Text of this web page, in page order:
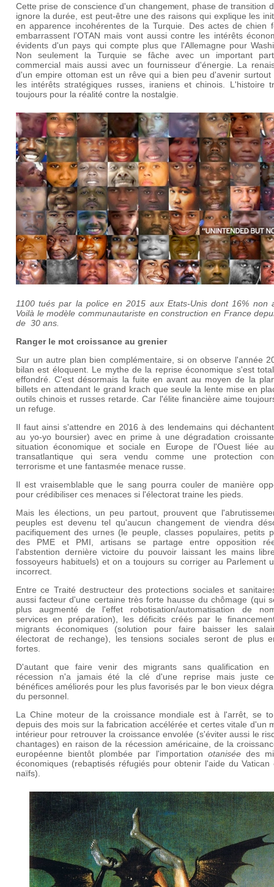
Cette prise de conscience d'un changement, phase de transition
ignore la durée, est peut-être une des raisons qui explique les
en apparence incohérentes de la Turquie. Des actes de chien
embarrassent l'OTAN mais vont aussi contre les intérêts
évidents d'un pays qui compte plus que l'Allemagne pour
Non seulement la Turquie se fâche avec un important
commercial mais aussi avec un fournisseur d'énergie. La
d'un empire ottoman est un rêve qui a bien peu d'avenir surtout
les intérêts stratégiques russes, iraniens et chinois. L'histoire
toujours pour la réalité contre la nostalgie.
1100 tués par la police en 2015 aux Etats-Unis dont 16% non
Voilà le modèle communautariste en construction en France
de 30 ans.
Ranger le mot croissance au grenier
Sur un autre plan bien complémentaire, si on observe l'année
bilan est éloquent. Le mythe de la reprise économique s'est
effondré. C'est désormais la fuite en avant au moyen de la
billets en attendant le grand krach que seule la lente mise en
outils chinois et russes retarde. Car l'élite financière aime
un refuge.
Il faut ainsi s'attendre en 2016 à des lendemains qui
au yo-yo boursier) avec en prime à une dégradation
situation économique et sociale en Europe de l'Ouest liée
transatlantique qui sera vendu comme une protection
terrorisme et une fantasmée menace russe.
Il est vraisemblable que le sang pourra couler de manière
pour crédibiliser ces menaces si l'électorat traine les pieds.
Mais les élections, un peu partout, prouvent que
peuples est devenu tel qu'aucun changement de viendra
pacifiquement des urnes (le peuple, classes populaires, petits
des PME et PMI, artisans se partage entre opposition
l'abstention dernière victoire du pouvoir laissant les mains
fossoyeurs habituels) et on a toujours su corriger au Parlement
incorrect.
Entre ce Traité destructeur des protections sociales et
aussi facteur d'une certaine très forte hausse du chômage (qui
plus augmenté de l'effet robotisation/automatisation de
services en préparation), les déficits créés par le
migrants économiques (solution pour faire baisser les
électorat de rechange), les tensions sociales seront de plus
fortes.
D'autant que faire venir des migrants sans qualification en
récession n'a jamais été la clé d'une reprise mais juste
bénéfices améliorés pour les plus favorisés par le bon vieux
du personnel.
La Chine moteur de la croissance mondiale est à l'arrêt, se
depuis des mois sur la fabrication accélérée et certes vitale d'un
intérieur pour retrouver la croissance envolée (s'éviter aussi le
chantages) en raison de la récession américaine, de la
européenne bientôt plombée par l'importation otaniséedes
économiques (rebaptisés réfugiés pour obtenir l'aide du Vatican
naïfs).